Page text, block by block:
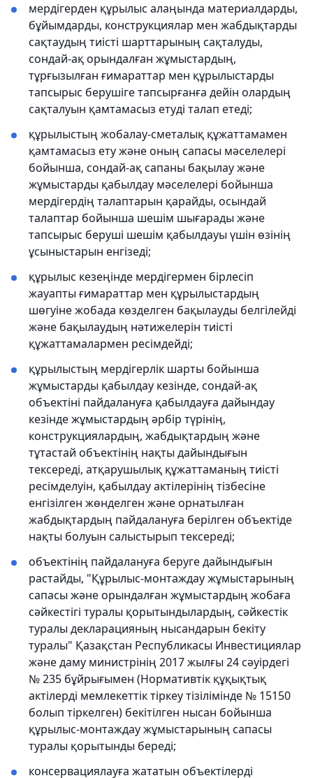
мердігерден құрылыс алаңында материалдарды,
бұйымдарды, конструкциялар мен жабдықтарды
сақтаудың тиісті шарттарының сақталуды,
сондай-ақ орындалған жұмыстардың,
тұрғызылған ғимараттар мен құрылыстарды
тапсырыс берушіге тапсырғанға дейін олардың
сақталуын қамтамасыз етуді талап етеді;
құрылыстың жобалау-сметалық құжаттамамен
қамтамасыз ету және оның сапасы мәселелері
бойынша, сондай-ақ сапаны бақылау және
жұмыстарды қабылдау мәселелері бойынша
мердігердің талаптарын қарайды, осындай
талаптар бойынша шешім шығарады және
тапсырыс беруші шешім қабылдауы үшін өзінің
ұсыныстарын енгізеді;
құрылыс кезеңінде мердігермен бірлесіп
жауапты ғимараттар мен құрылыстардың
шөгуіне жобада көзделген бақылауды белгілейді
және бақылаудың нәтижелерін тиісті
құжаттамалармен ресімдейді;
құрылыстың мердігерлік шарты бойынша
жұмыстарды қабылдау кезінде, сондай-ақ
объектіні пайдалануға қабылдауға дайындау
кезінде жұмыстардың әрбір түрінің,
конструкциялардың, жабдықтардың және
тұтастай объектінің нақты дайындығын
тексереді, атқарушылық құжаттаманың тиісті
ресімделуін, қабылдау актілерінің тізбесіне
енгізілген жөнделген және орнатылған
жабдықтардың пайдалануға берілген объектіде
нақты болуын салыстырып тексереді;
объектінің пайдалануға беруге дайындығын
растайды, "Құрылыс-монтаждау жұмыстарының
сапасы және орындалған жұмыстардың жобаға
сәйкестігі туралы қорытындылардың, сәйкестік
туралы декларацияның нысандарын бекіту
туралы" Қазақстан Республикасы Инвестициялар
және даму министрінің 2017 жылғы 24 сәуірдегі
№ 235 бұйрығымен (Нормативтік құқықтық
актілерді мемлекеттік тіркеу тізілімінде № 15150
болып тіркелген) бекітілген нысан бойынша
құрылыс-монтаждау жұмыстарының сапасы
туралы қорытынды береді;
консервациялауға жататын объектілерді